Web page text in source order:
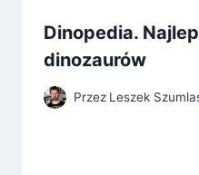
Dinopedia.
dinozaurów
Przez Leszek